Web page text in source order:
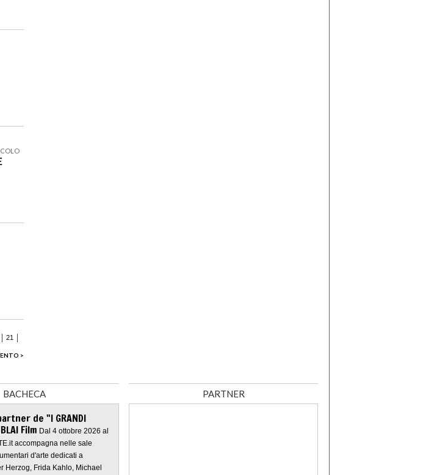
21
>
BACHECA
de "I GRANDI
Film Dal 4 ottobre 2026 al
accompagna nelle sale
d'arte dedicati a
Herzog, Frida Kahlo, Michael
PARTNER